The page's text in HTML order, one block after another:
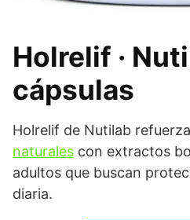
Holrelif ·
cápsulas
Holrelif de Nutilab
naturales con extractos
adultos que buscan
diaria.